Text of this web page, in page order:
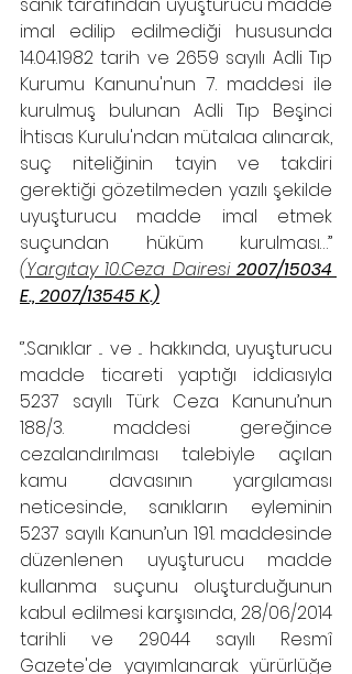
imal edilip edilmediği hususunda
14.04.1982 tarih ve 2659 sayılı Adli Tıp
Kurumu Kanunu'nun 7. maddesi ile
kurulmuş bulunan Adli Tıp Beşinci
İhtisas Kurulu'ndan mütalaa alınarak,
suç niteliğinin tayin ve takdiri
gerektiği gözetilmeden yazılı şekilde
uyuşturucu madde imal etmek
(Yargıtay 10.Ceza Dairesi 2007/15034
E., 2007/13545 K.)
‘’..Sanıklar ... ve ... hakkında, uyuşturucu
madde ticareti yaptığı iddiasıyla
5237 sayılı Türk Ceza Kanunu’nun
188/3. maddesi gereğince
cezalandırılması talebiyle açılan
kamu davasının yargılaması
neticesinde, sanıkların eyleminin
5237 sayılı Kanun’un 191. maddesinde
düzenlenen uyuşturucu madde
kullanma suçunu oluşturduğunun
kabul edilmesi karşısında, 28/06/2014
tarihli ve 29044 sayılı Resmî
Gazete'de yayımlanarak yürürlüğe